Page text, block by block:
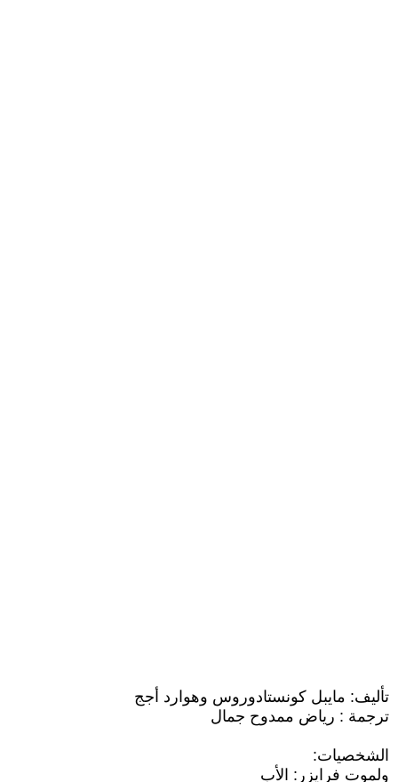
تأليف: مايبل كونستادوروس وهوارد أجج
ترجمة : رياض ممدوح جمال
الشخصيات:
ولموت فرايزر: الأب